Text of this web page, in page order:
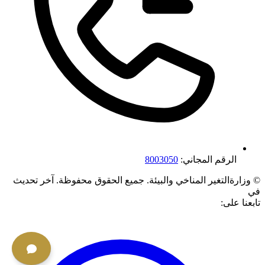
الرقم المجاني: 8003050
© وزارةالتغير المناخي والبيئة. جميع الحقوق محفوظة. آخر تحديث
في
تابعنا على: